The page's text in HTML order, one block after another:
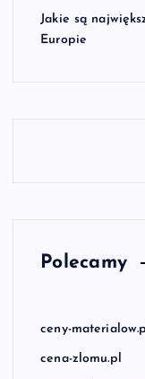
Jakie są
Europie
Polecamy
ceny-materialow.pl
cena-zlomu.pl